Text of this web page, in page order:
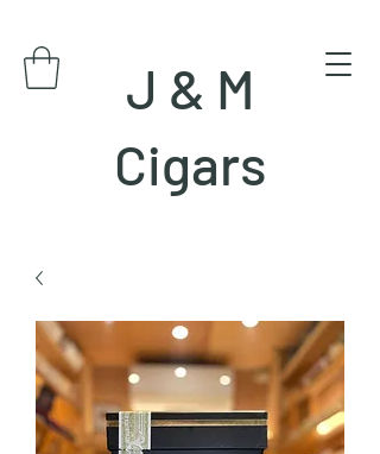
J & M
Cigars